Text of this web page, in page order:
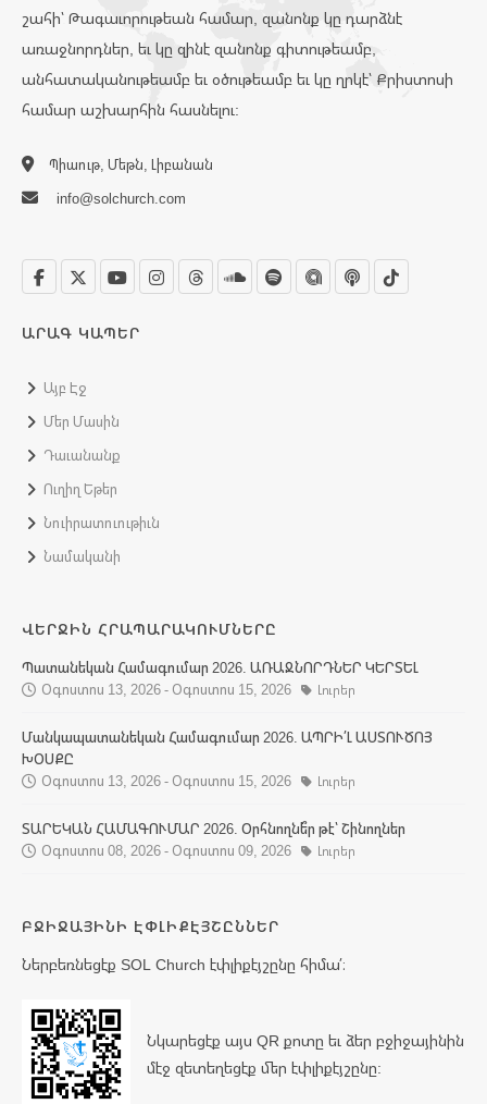
շահի՝ Թագաւորութեան համար, զանոնք կը դարձնէ
առաջնորդներ, եւ կը զինէ զանոնք գիտութեամբ,
անհատականութեամբ եւ օծութեամբ եւ կը ղրկէ՝ Քրիստոսի
համար աշխարհին հասնելու:
Պիաութ, Մեթն, Լիբանան
info@solchurch.com
ԱՐԱԳ ԿԱՊԵՐ
Այբ Էջ
Մեր Մասին
Դաւանանք
Ուղիղ Եթեր
Նուիրատուութիւն
Նամականի
ՎԵՐՋԻՆ ՀՐԱՊԱՐԱԿՈՒՄՆԵՐԸ
Պատանեկան Համագումար 2026. ԱՌԱՋՆՈՐԴՆԵՐ ԿԵՐՏԵԼ
Օգոստոս 13, 2026 - Օգոստոս 15, 2026
Լուրեր
Մանկապատանեկան Համագումար 2026. ԱՊՐԻ՛Լ ԱՍՏՈՒԾՈՅ
ԽՕՍՔԸ
Օգոստոս 13, 2026 - Օգոստոս 15, 2026
Լուրեր
ՏԱՐԵԿԱՆ ՀԱՄԱԳՈՒՄԱՐ 2026. Օրհնողնե՞ր թէ՝ Շինողներ
Օգոստոս 08, 2026 - Օգոստոս 09, 2026
Լուրեր
ԲՋԻՋԱՅԻՆԻ ԷՓԼԻՔԷՅՇԸՆՆԵՐ
Ներբեռնեցէք SOL Church էփլիքէյշընը հիմա՛։
Նկարեցէք այս QR քոտը եւ ձեր բջիջայինին
մէջ զետեղեցէք մեր էփլիքէյշընը: